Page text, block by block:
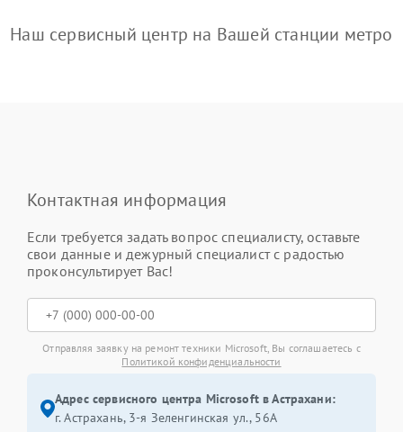
Наш сервисный центр на Вашей станции метро
Контактная информация
Если требуется задать вопрос специалисту, оставьте
свои данные и дежурный специалист с радостью
проконсультирует Вас!
Отправляя заявку на ремонт техники Microsoft, Вы соглашаетесь с
Политикой конфиденциальности
Адрес сервисного центра Microsoft в Астрахани:
г. Астрахань, 3-я Зеленгинская ул., 56А